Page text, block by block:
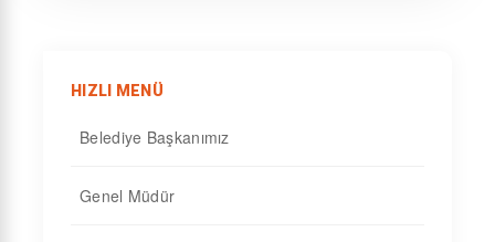
HIZLI MENÜ
Belediye Başkanımız
Genel Müdür